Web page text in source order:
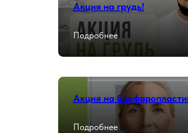
Акция на грудь!
Подробнее
Акция на
Подробнее